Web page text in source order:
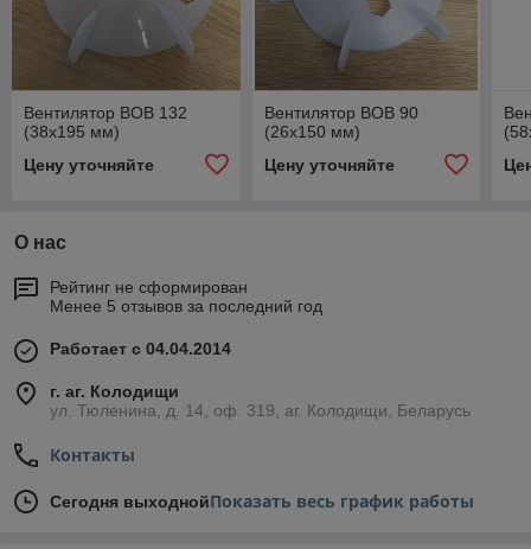
Вентилятор ВОВ 132
(38х195 мм)
Цену уточняйте
Вентилятор ВОВ 90
(26х150 мм)
Цену уточняйте
О нас
Рейтинг не сформирован
Менее 5 отзывов за последний год
Работает с 04.04.2014
г. аг. Колодищи
ул. Тюленина, д. 14, оф. 319, аг. Колодищи, Беларусь
Контакты
Сегодня выходнойПоказать весь график работы